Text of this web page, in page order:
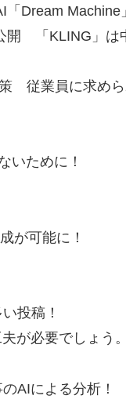
Dream
「KLING」は
業員に求めら
ために！
可能に！
投稿！
が必要でしょう。
AIによる分析！